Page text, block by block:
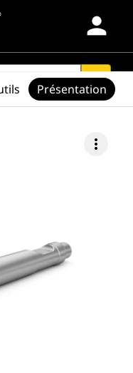
person
search
more_vert
Présentation